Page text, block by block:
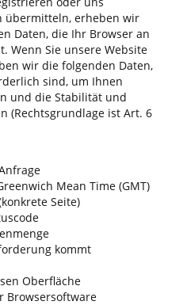
übermitteln, erheben wir
Daten, die Ihr Browser an
Wenn Sie unsere Website
wir die folgenden Daten,
sind, um Ihnen
und die Stabilität und
(Rechtsgrundlage ist Art. 6
Mean Time (GMT)
Seite)
kommt
Oberfläche
Browsersoftware